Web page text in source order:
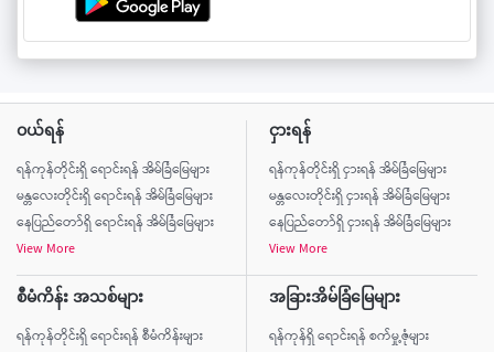
ဝယ်ရန်
ရန်ကုန်တိုင်းရှိ ရောင်းရန် အိမ်ခြံမြေများ
မန္တလေးတိုင်းရှိ ရောင်းရန် အိမ်ခြံမြေများ
နေပြည်တော်ရှိ ရောင်းရန် အိမ်ခြံမြေများ
View More
ငှားရန်
ရန်ကုန်တိုင်းရှိ ငှားရန် အိမ်ခြံမြေများ
မန္တလေးတိုင်းရှိ ငှားရန် အိမ်ခြံမြေများ
နေပြည်တော်ရှိ ငှားရန် အိမ်ခြံမြေများ
View More
စီမံကိန်း အသစ်များ
ရန်ကုန်တိုင်းရှိ ရောင်းရန် စီမံကိန်းများ
အခြားအိမ်ခြံမြေများ
ရန်ကုန်ရှိ ရောင်းရန် စက်မှု့ဇုံများ